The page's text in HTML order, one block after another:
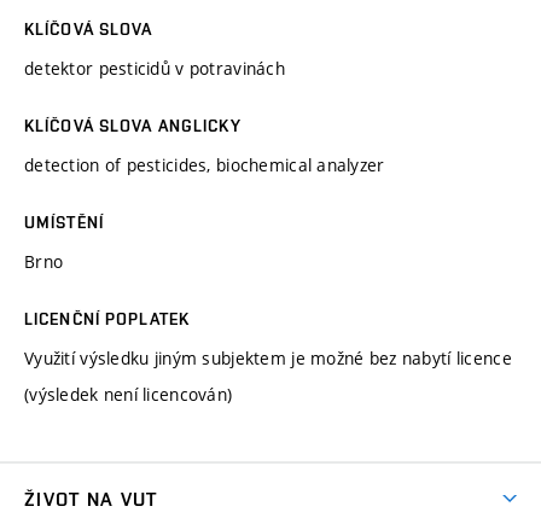
KLÍČOVÁ SLOVA
detektor pesticidů v potravinách
KLÍČOVÁ SLOVA ANGLICKY
detection of pesticides, biochemical analyzer
UMÍSTĚNÍ
Brno
LICENČNÍ POPLATEK
Využití výsledku jiným subjektem je možné bez nabytí licence
(výsledek není licencován)
ŽIVOT NA VUT